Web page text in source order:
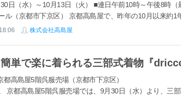
30日（水）～10月13日（火） ■連日午前10時～午後8時
ル（京都市下京区） 京都高島屋で、昨年の10月以来約1
例年は春と秋の2回開催し...
18:06 株式会社高島屋
高島屋5階呉服売場（京都市下京区）
京都高島屋5階呉服売場では、9月30日（水）より、三部